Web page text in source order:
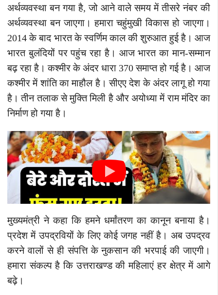
अर्थव्यवस्था बन गया है, जो आने वाले समय में तीसरे नंबर की
अर्थव्यवस्था बन जाएगा। हमारा चहुंमुखी विकास हो जाएगा।
2014 के बाद भारत के स्वर्णिम काल की शुरुआत हुई है। आज
भारत बुलंदियों पर पहुंच रहा है। आज भारत का मान-सम्मान
बढ़ रहा है। कश्मीर के अंदर धारा 370 समाप्त हो गई है। आज
कश्मीर में शांति का माहौल है। सीएए देश के अंदर लागू हो गया
है। तीन तलाक से मुक्ति मिली है और अयोध्या में राम मंदिर का
निर्माण हो गया है।
मुख्यमंत्री ने कहा कि हमने धर्मांतरण का कानून बनाया है।
प्रदेश में उपद्रवियों के लिए कोई जगह नहीं है। अब उपद्रव
करने वालों से ही संपत्ति के नुकसान की भरपाई की जाएगी।
हमारा संकल्प है कि उत्तराखण्ड की महिलाएं हर क्षेत्र में आगे
बढ़े।